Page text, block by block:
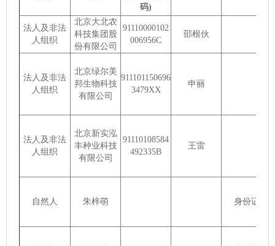
码)
法人及非法
人组织
北京大北农
科技集团股
份有限公司
91110000102
006956C
邵根伙
法人及非法
人组织
北京绿尔美
邦生物科技
有限公司
911101150696
3479XX
申丽
法人及非法
人组织
北京新实泓
丰种业科技
有限公司
91110108584
492335B
王雷
自然人 朱梓萌 身份证